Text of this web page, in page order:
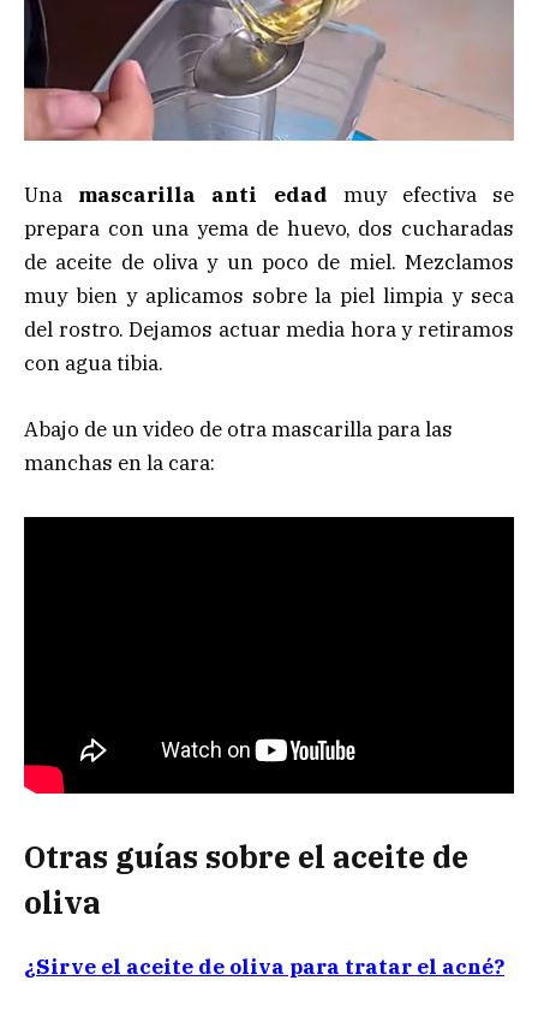
Una mascarilla anti edad muy efectiva se
prepara con una yema de huevo, dos cucharadas
de aceite de oliva y un poco de miel. Mezclamos
muy bien y aplicamos sobre la piel limpia y seca
del rostro. Dejamos actuar media hora y retiramos
con agua tibia.
Abajo de un video de otra mascarilla para las
manchas en la cara:
Otras guías sobre el aceite de
oliva
¿Sirve el aceite de oliva para tratar el acné?